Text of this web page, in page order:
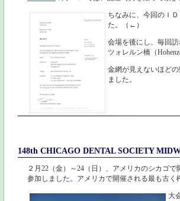
ちなみに、今回のＩ
た。（←）
会場を後にし、毎回
ツォレルン橋（
金網が見えないほど
ました。
148th CHICAGO DENTAL SOCIETY
２月22（金）～24（日）、アメリカのシカゴで
参加しました。アメリカで開催される最も古く
大